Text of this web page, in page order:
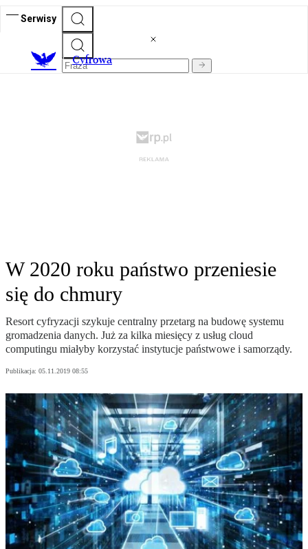
Serwisy
Cyfrowa
W 2020 roku państwo przeniesie
się do chmury
Resort cyfryzacji szykuje centralny przetarg na budowę systemu
gromadzenia danych. Już za kilka miesięcy z usług cloud
computingu miałyby korzystać instytucje państwowe i samorządy.
Publikacja: 05.11.2019 08:55